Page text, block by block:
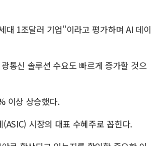
대 1조달러 기업"이라고 평가하며 AI 데이
통신 솔루션 수요도 빠르게 증가할 것으
이상 상승했다.
시장의 대표 수혜주로 꼽힌다.